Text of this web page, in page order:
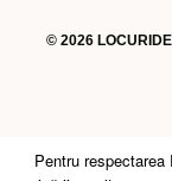
© 2026
Twitter
Facebook
Pentru respectarea